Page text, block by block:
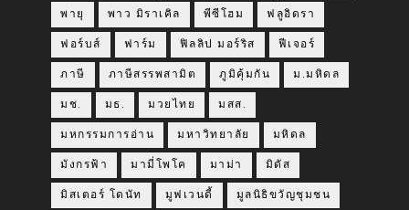
พายุ พาว มิราเคิล พีซีโฮม ฟลูอิดรา
ฟอร์บส์ ฟาร์ม ฟิลลิป มอร์ริส ฟีเจอร์
ภาษี ภาษีสรรพสามิต ภูมิคุ้มกัน ม.มหิดล
มช. มธ. มวยไทย มสส.
มหกรรมการอ่าน มหาวิทยาลัย มหิดล
มังกรฟ้า มามี่โพโค มาม่า มิดัส
มิสเตอร์ โดนัท มูฟเวนดี้ มูลนิธิขวัญชุมชน